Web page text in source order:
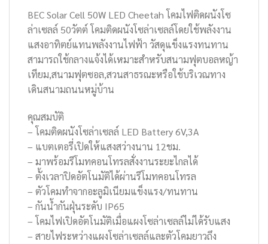
BEC Solar Cell 50W LED Cheetah โคมไฟติดผนังโซ
ล่าเซลล์ 50วัตต์ โคมติดผนังโซล่าเซลล์โดยใช้พลังงาน
แสงอาทิตย์แทนพลังงานไฟฟ้า วัสดุแข็งแรงทนทาน
สามารถใช้กลางแจ้งได้เหมาะสำหรับสนามฟุตบอลหญ้า
เทียม,สนามฟุตซอล,สวนสาธรณะหรือใช้บริเวณทาง
เดินสนามถนนหมู่บ้าน
คุณสมบัติ
– โคมติดผนังโซล่าเซลล์ LED Battery 6V,3A
– แบตเตอรี่เปิดให้แสงสว่างนาน 12ชม.
– มาพร้อมรีโมทคอนโทรลสั่งงานระยะไกลได้
– ตั้งเวลาปิดอัตโนมัติได้ผ่านรีโมทคอนโทรล
– ตัวโคมทำจากอะลูมิเนียมแข็งแรง/ทนทาน
– กันน้ำกันฝุ่นระดับ IP65
– โคมไฟเปิดอัตโนมัติเมื่อแผงโซล่าเซลล์ไม่ได้รับแสง
– สายไฟระหว่างแผงโซล่าเซลล์และตัวโคมยาวถึง